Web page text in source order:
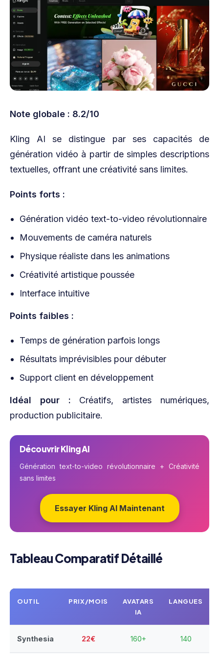
Note globale : 8.2/10
Kling AI se distingue par ses capacités de
génération vidéo à partir de simples descriptions
textuelles, offrant une créativité sans limites.
Points forts :
Génération vidéo text-to-video révolutionnaire
Mouvements de caméra naturels
Physique réaliste dans les animations
Créativité artistique poussée
Interface intuitive
Points faibles :
Temps de génération parfois longs
Résultats imprévisibles pour débuter
Support client en développement
Idéal pour : Créatifs, artistes numériques,
production publicitaire.
Découvrir Kling AI
Génération text-to-video révolutionnaire + Créativité
sans limites
Essayer Kling AI Maintenant
Tableau Comparatif Détaillé
OUTIL PRIX/MOIS
AVATARS
IA
LANGUES
Synthesia 22€ 160+ 140